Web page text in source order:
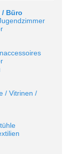
/ Büro
/ Vitrinen /